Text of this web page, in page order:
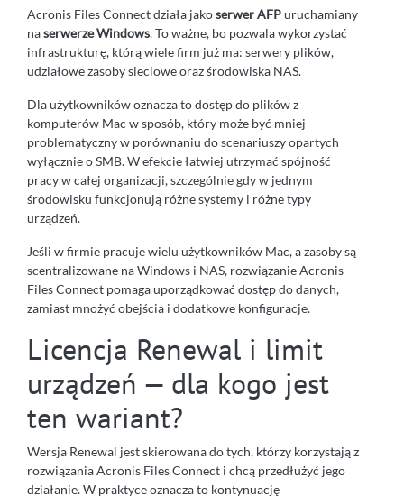
Acronis Files Connect działa jakoserwer AFPuruchamiany
naserwerze Windows. To ważne, bo pozwala wykorzystać
infrastrukturę, którą wiele firm już ma: serwery plików,
udziałowe zasoby sieciowe oraz środowiska NAS.
Dla użytkowników oznacza to dostęp do plików z
komputerów Mac w sposób, który może być mniej
problematyczny w porównaniu do scenariuszy opartych
wyłącznie o SMB. W efekcie łatwiej utrzymać spójność
pracy w całej organizacji, szczególnie gdy w jednym
środowisku funkcjonują różne systemy i różne typy
urządzeń.
Jeśli w firmie pracuje wielu użytkowników Mac, a zasoby są
scentralizowane na Windows i NAS, rozwiązanie Acronis
Files Connect pomaga uporządkować dostęp do danych,
zamiast mnożyć obejścia i dodatkowe konfiguracje.
Licencja Renewal i limit
urządzeń — dla kogo jest
ten wariant?
Wersja Renewal jest skierowana do tych, którzy korzystają z
rozwiązania Acronis Files Connect i chcą przedłużyć jego
działanie. W praktyce oznacza to kontynuację